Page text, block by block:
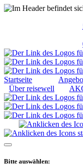
Startseite
Über reisewell
Bitte auswählen: